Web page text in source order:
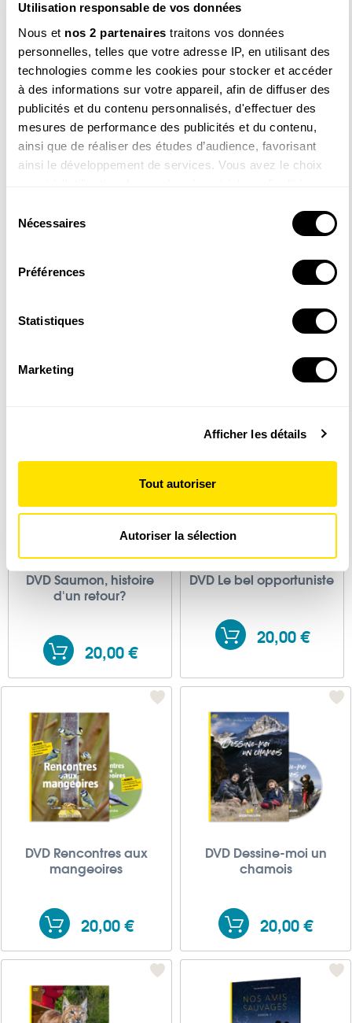
Utilisation responsable de vos données
Nous et nos 2 partenaires traitons vos données
personnelles, telles que votre adresse IP, en utilisant des
technologies comme les cookies pour stocker et accéder
à des informations sur votre appareil, afin de diffuser des
publicités et du contenu personnalisés, d'effectuer des
mesures de performance des publicités et du contenu,
ainsi que de réaliser des études d’audience, favorisant
ainsi le développement de services. Vous avez le choix
moment en consultant la Déclaration relative aux cookies
Si vous le permettez, nous aimerions également :
géographique qui peuvent être précises à plusieurs
Identifier votre appareil en l'analysant activement
pour en relever les caractéristiques spécifiques
personnelles et définir vos préférences, reportez-vous à
déclaration sur les cookies.
Les cookies nous permettent de personnaliser le contenu
partageons également des informations sur l'utilisation de
notre site avec nos partenaires de médias sociaux, de
publicité et d'analyse, qui peuvent combiner celles-ci
avec d'autres informations que vous leur avez fournies ou
qu'ils ont collectées lors de votre utilisation de leurs
services.
Nécessaires
Préférences
Statistiques
Marketing
Afficher les détails
Tout autoriser
Autoriser la sélection
DVD Le temps d'une vie
20,00 €
DVD Saumon, histoire
d'un retour?
20,00 €
DVD Le bel opportuniste
20,00 €
DVD Rencontres aux
mangeoires
20,00 €
DVD Dessine-moi un
chamois
20,00 €